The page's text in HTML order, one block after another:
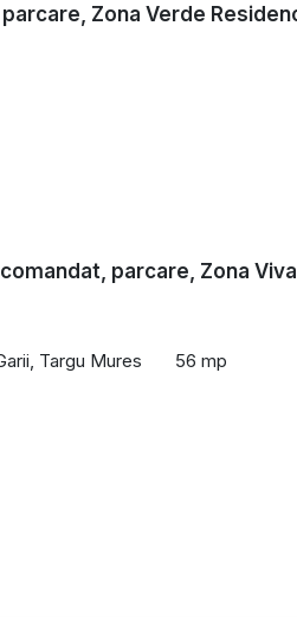
Zona Verde
parcare, Zona
Targu Mures 56 mp